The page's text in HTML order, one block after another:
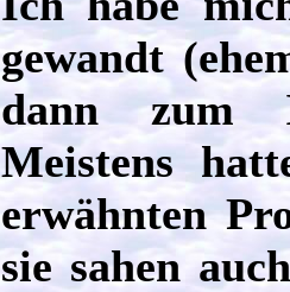
gewandt
dann zum
Meistens
erwähnten
sie sahen